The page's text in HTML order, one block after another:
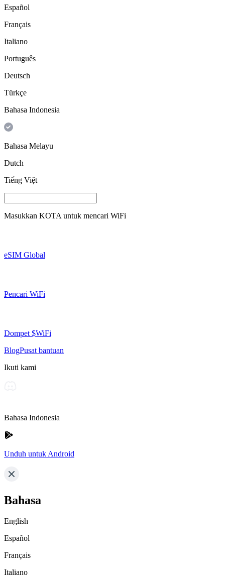
Español
Français
Italiano
Português
Deutsch
Türkçe
Bahasa Indonesia
Bahasa Melayu
Dutch
Tiếng Việt
Masukkan KOTA untuk mencari WiFi
eSIM Global
Pencari WiFi
Dompet $WiFi
BlogPusat bantuan
Ikuti kami
Bahasa Indonesia
Unduh untuk Android
Bahasa
English
Español
Français
Italiano